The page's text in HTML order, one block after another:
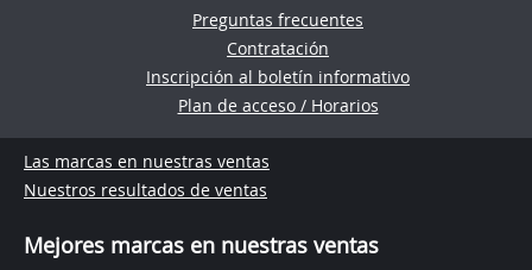
Preguntas frecuentes
Contratación
Inscripción al boletín informativo
Plan de acceso / Horarios
Las marcas en nuestras ventas
Nuestros resultados de ventas
Mejores marcas en nuestras ventas